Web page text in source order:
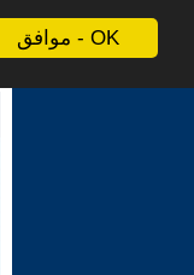
موافق - OK